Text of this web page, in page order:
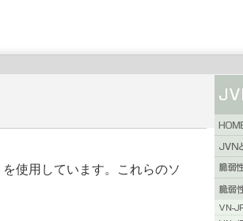
を使用しています。これらのソ